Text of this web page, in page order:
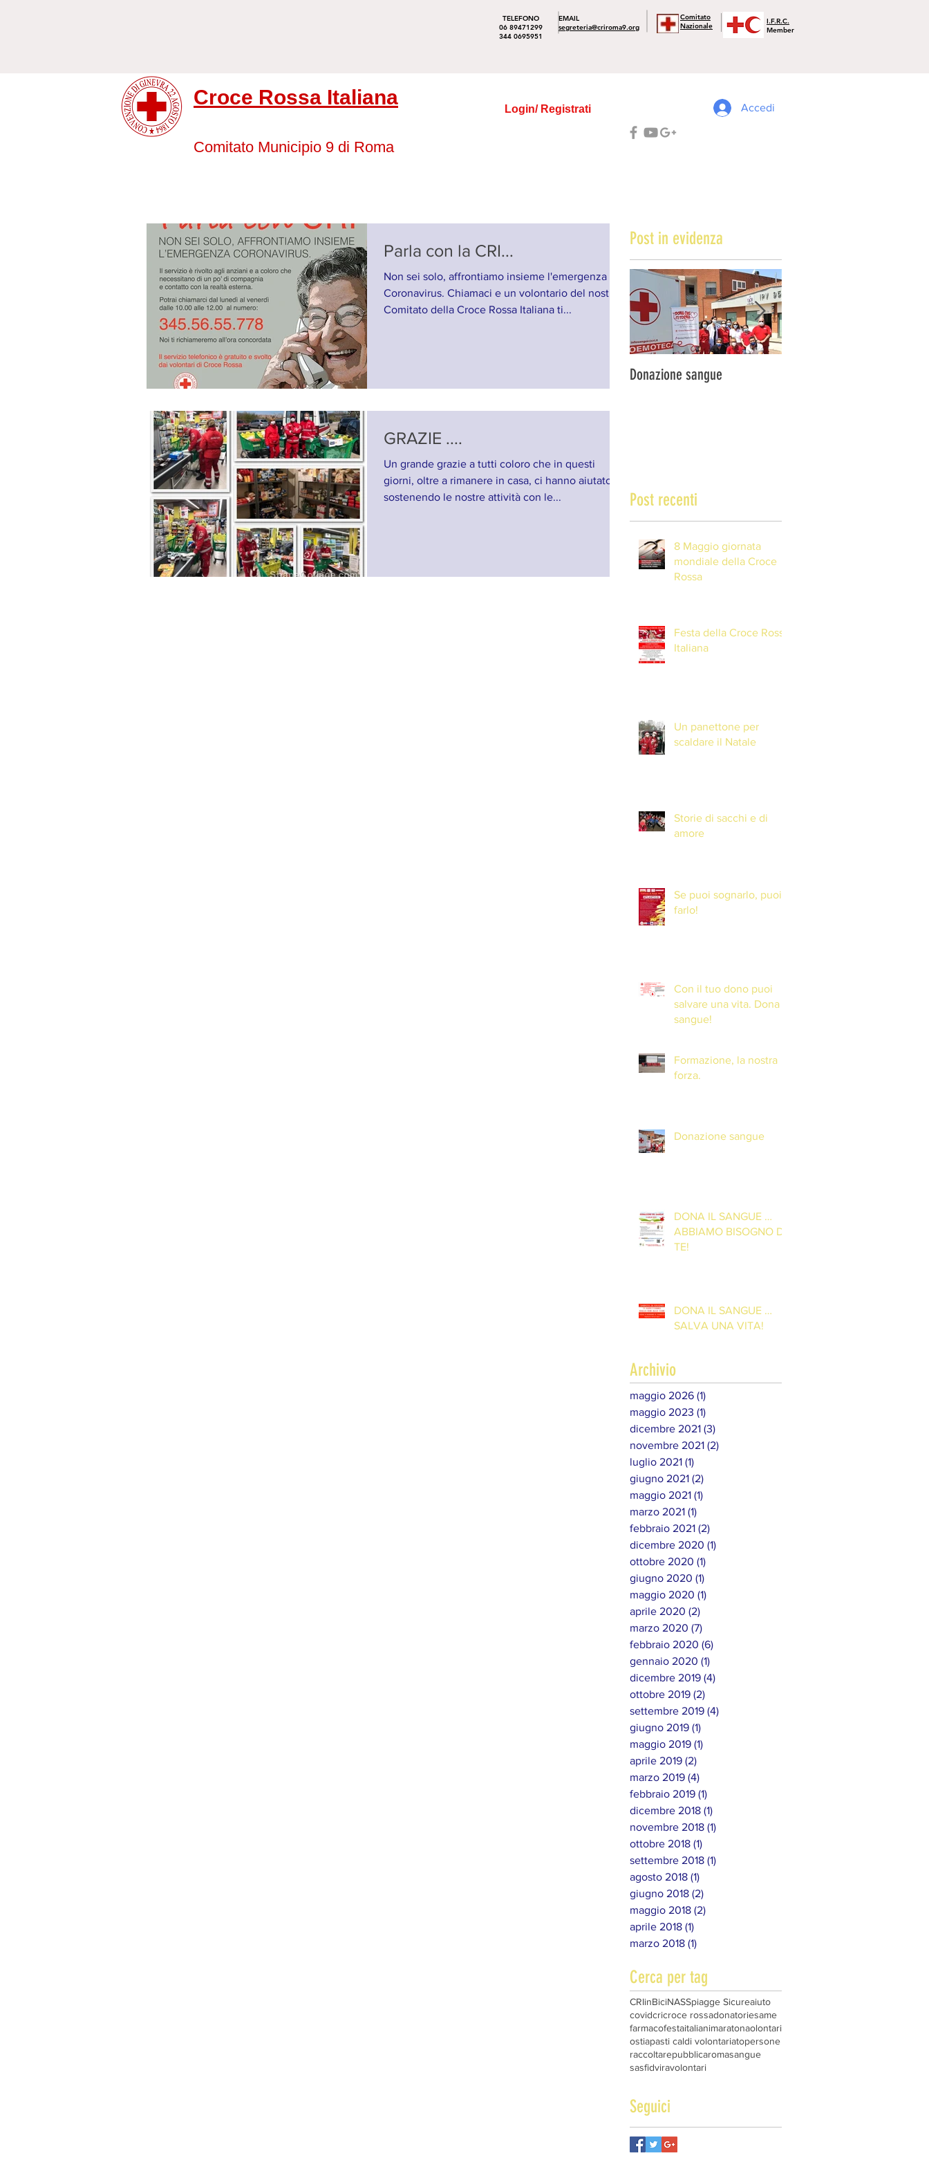
TELEFONO
06 89471299
344 0695951
EMAIL
segreteria@criroma9.org
Comitato
Nazionale
I.F.R.C.
Member
Croce Rossa Italiana
Comitato Municipio 9 di Roma
Login/ Registrati Accedi
Parla con la CRI...
Non sei solo, affrontiamo insieme l'emergenza
Coronavirus. Chiamaci e un volontario del nostro
Comitato della Croce Rossa Italiana ti...
GRAZIE ....
Un grande grazie a tutti coloro che in questi
giorni, oltre a rimanere in casa, ci hanno aiutato
sostenendo le nostre attività con le...
Post in evidenza
Donazione sangue
Post recenti
8 Maggio giornata
mondiale della Croce
Rossa
Festa della Croce Rossa
Italiana
Un panettone per
scaldare il Natale
Storie di sacchi e di
amore
Se puoi sognarlo, puoi
farlo!
Con il tuo dono puoi
salvare una vita. Dona il
sangue!
Formazione, la nostra
forza.
Donazione sangue
DONA IL SANGUE …
ABBIAMO BISOGNO DI
TE!
DONA IL SANGUE …
SALVA UNA VITA!
Archivio
maggio 2026 (1)
maggio 2023 (1)
dicembre 2021 (3)
novembre 2021 (2)
luglio 2021 (1)
giugno 2021 (2)
maggio 2021 (1)
marzo 2021 (1)
febbraio 2021 (2)
dicembre 2020 (1)
ottobre 2020 (1)
giugno 2020 (1)
maggio 2020 (1)
aprile 2020 (2)
marzo 2020 (7)
febbraio 2020 (6)
gennaio 2020 (1)
dicembre 2019 (4)
ottobre 2019 (2)
settembre 2019 (4)
giugno 2019 (1)
maggio 2019 (1)
aprile 2019 (2)
marzo 2019 (4)
febbraio 2019 (1)
dicembre 2018 (1)
novembre 2018 (1)
ottobre 2018 (1)
settembre 2018 (1)
agosto 2018 (1)
giugno 2018 (2)
maggio 2018 (2)
aprile 2018 (1)
marzo 2018 (1)
Cerca per tag
CRIinBiciNASSpiagge Sicureaiuto
covidcricroce rossadonatoriesame
farmacofestaitalianimaratonaolontari
ostiapasti caldi volontariatopersone
raccoltarepubblicaromasangue
sasfidviravolontari
Seguici